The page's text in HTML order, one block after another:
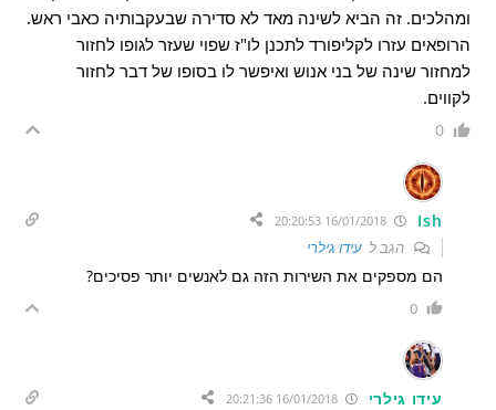
ומהלכים. זה הביא לשינה מאד לא סדירה שבעקבותיה כאבי ראש.
הרופאים עזרו לקליפורד לתכנן לו"ז שפוי שעזר לגופו לחזור
למחזור שינה של בני אנוש ואיפשר לו בסופו של דבר לחזור
לקווים.
0
Ish
הגב לעידו גילרי
הם מספקים את השירות הזה גם לאנשים יותר פסיכים?
0
עידו גילרי 16/01/2018 20:21:36